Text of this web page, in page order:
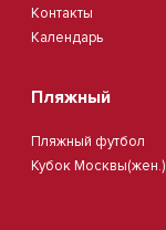
Контакты
Календарь
Пляжный
Пляжный футбол
Кубок Москвы(жен.)